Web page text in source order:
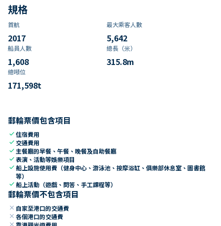
規格
首航
2017
最大乘客人數
5,642
船員人數
1,608
總長（米）
315.8m
總噸位
171,598t
郵輪票價包含項目
check住宿費用
check 交通費用
check 主餐廳的早餐、午餐、晚餐及自助餐廳
check表演、活動等娛樂項目
check船上設施使用費（健身中心、游泳池、按摩浴缸、俱樂部休息室、圖書館
等）
check船上活動（遊戲、問答、手工課程等）
郵輪票價不包含項目
close 自家至港口的交通費
close 各個港口的交通費